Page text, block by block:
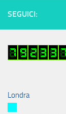
SEGUICI:
Londra